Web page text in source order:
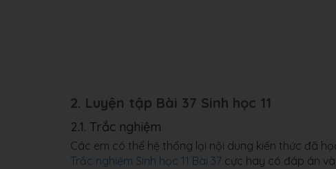
2. Luyện tập Bài 37 Sinh học 11
2.1. Trắc nghiệm
Các em có thể hệ thống lại nội dung kiến thức đã
Trắc nghiệm Sinh học 11 Bài 37 cực hay có đáp án